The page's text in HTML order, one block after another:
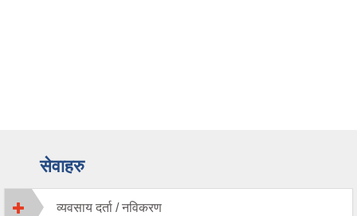
सेवाहरु
व्यवसाय दर्ता / नविकरण